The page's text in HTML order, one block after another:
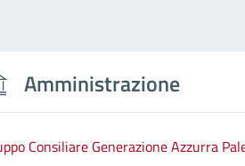
Amministrazione
Consiliare Generazione Azzurra